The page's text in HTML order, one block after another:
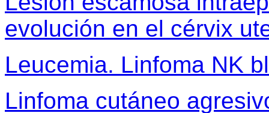
evolución en el cérvix
Leucemia. Linfoma NK
Linfoma cutáneo